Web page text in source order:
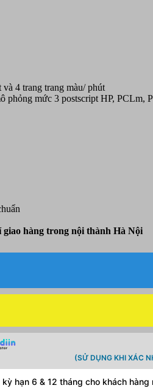
4 trang trang màu/ phút
phỏng mức 3 postscript HP, PCLm,
hàng trong nội thành Hà Nội
(SỬ DỤNG KHI XÁC
hạn 6 & 12 tháng cho khách hàng